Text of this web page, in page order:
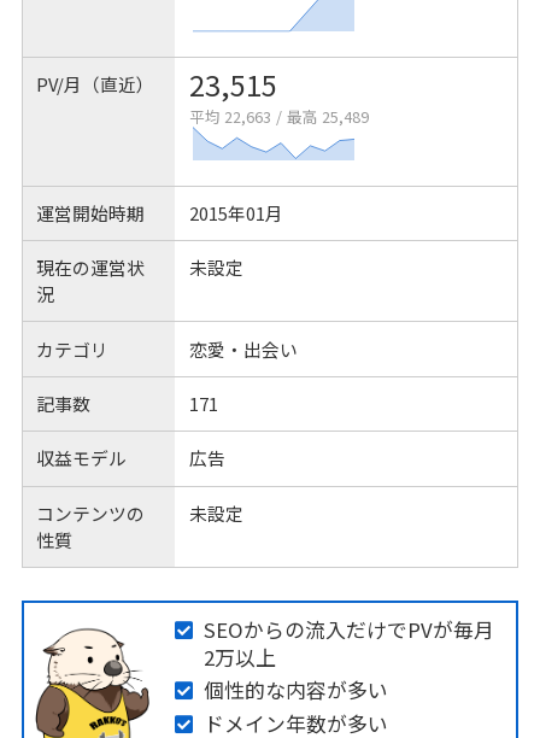
PV/月（直近） 23,515
平均 22,663 / 最高 25,489
運営開始時期 2015年01月
現在の運営状
況
未設定
カテゴリ 恋愛・出会い
記事数 171
収益モデル 広告
コンテンツの
性質
未設定
SEOからの流入だけでPVが毎月
2万以上
個性的な内容が多い
ドメイン年数が多い